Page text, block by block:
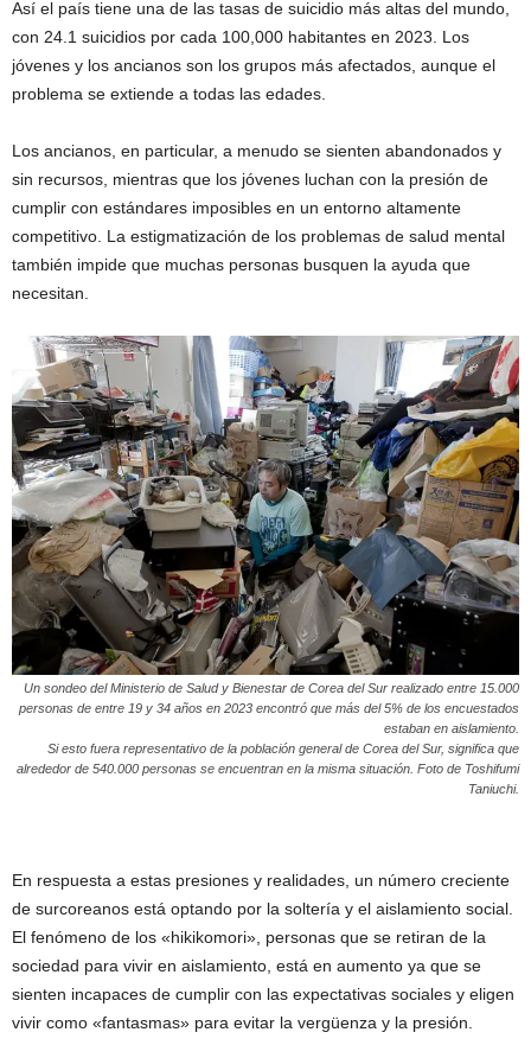
Así el país tiene una de las tasas de suicidio más altas del mundo,
con 24.1 suicidios por cada 100,000 habitantes en 2023. Los
jóvenes y los ancianos son los grupos más afectados, aunque el
problema se extiende a todas las edades.
Los ancianos, en particular, a menudo se sienten abandonados y
sin recursos, mientras que los jóvenes luchan con la presión de
cumplir con estándares imposibles en un entorno altamente
competitivo. La estigmatización de los problemas de salud mental
también impide que muchas personas busquen la ayuda que
necesitan.
Un sondeo del Ministerio de Salud y Bienestar de Corea del Sur realizado entre 15.000
personas de entre 19 y 34 años en 2023 encontró que más del 5% de los encuestados
estaban en aislamiento.
Si esto fuera representativo de la población general de Corea del Sur, significa que
alrededor de 540.000 personas se encuentran en la misma situación. Foto de Toshifumi
Taniuchi.
En respuesta a estas presiones y realidades, un número creciente
de surcoreanos está optando por la soltería y el aislamiento social.
El fenómeno de los «hikikomori», personas que se retiran de la
sociedad para vivir en aislamiento, está en aumento ya que se
sienten incapaces de cumplir con las expectativas sociales y eligen
vivir como «fantasmas» para evitar la vergüenza y la presión.